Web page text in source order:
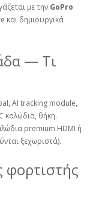
με την GoPro
και δημιουργικά
— Τι
AI tracking module,
καλώδια, θήκη.
premium HDMI ή
ξεχωριστά).
φορτιστής